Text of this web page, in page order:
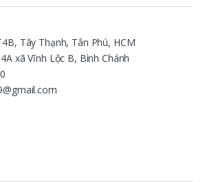
Tây Thạnh, Tân Phú, HCM
xã Vĩnh Lộc B, Bình Chánh